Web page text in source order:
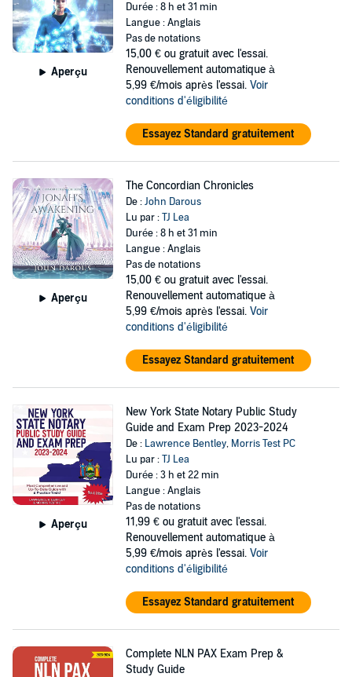
Aperçu
Durée : 8 h et 31 min
Langue : Anglais
Pas de notations
15,00 € ou gratuit avec l'essai.
Renouvellement automatique à
5,99 €/mois après l'essai. Voir
conditions d'éligibilité
Essayez Standard gratuitement
Aperçu
The Concordian Chronicles
De :John Darous
Lu par :TJ Lea
Durée : 8 h et 31 min
Langue : Anglais
Pas de notations
15,00 € ou gratuit avec l'essai.
Renouvellement automatique à
5,99 €/mois après l'essai. Voir
conditions d'éligibilité
Essayez Standard gratuitement
Aperçu
New York State Notary Public Study
Guide and Exam Prep 2023-2024
De : Lawrence Bentley, Morris Test PC
Lu par :TJ Lea
Durée : 3 h et 22 min
Langue : Anglais
Pas de notations
11,99 € ou gratuit avec l'essai.
Renouvellement automatique à
5,99 €/mois après l'essai. Voir
conditions d'éligibilité
Essayez Standard gratuitement
Complete NLN PAX Exam Prep &
Study Guide